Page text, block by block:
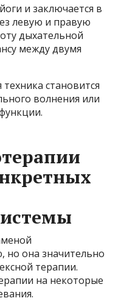
и заключается в
левую и правую
дыхательной
между двумя
становится
волнения или
но она значительно
терапии.
на некоторые